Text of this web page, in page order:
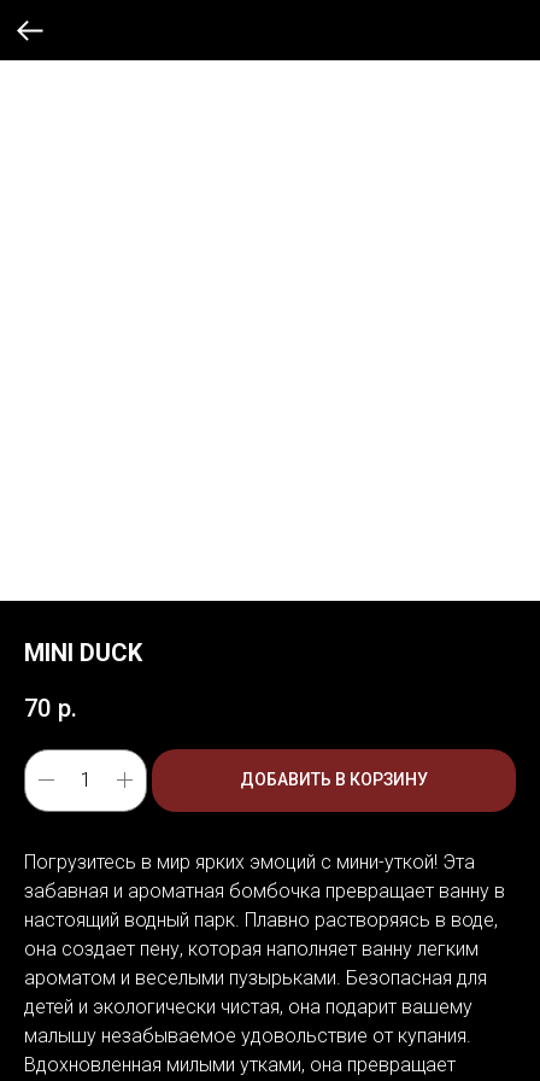
MINI DUCK
70 р.
ДОБАВИТЬ В КОРЗИНУ
Погрузитесь в мир ярких эмоций с мини-уткой! Эта
забавная и ароматная бомбочка превращает ванну в
настоящий водный парк. Плавно растворяясь в воде,
она создает пену, которая наполняет ванну легким
ароматом и веселыми пузырьками. Безопасная для
детей и экологически чистая, она подарит вашему
малышу незабываемое удовольствие от купания.
Вдохновленная милыми утками, она превращает